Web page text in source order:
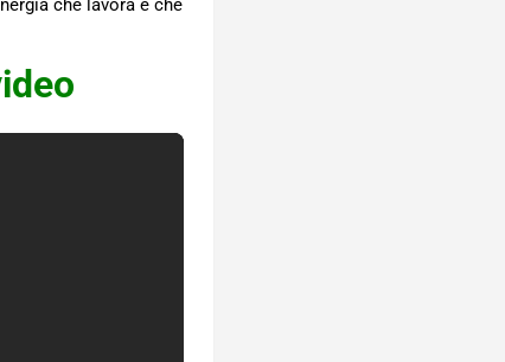
che lavora e che